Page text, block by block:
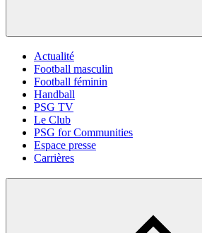
Actualité
Football masculin
Football féminin
Handball
PSG TV
Le Club
PSG for Communities
Espace presse
Carrières